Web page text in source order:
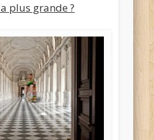
plus grande ?